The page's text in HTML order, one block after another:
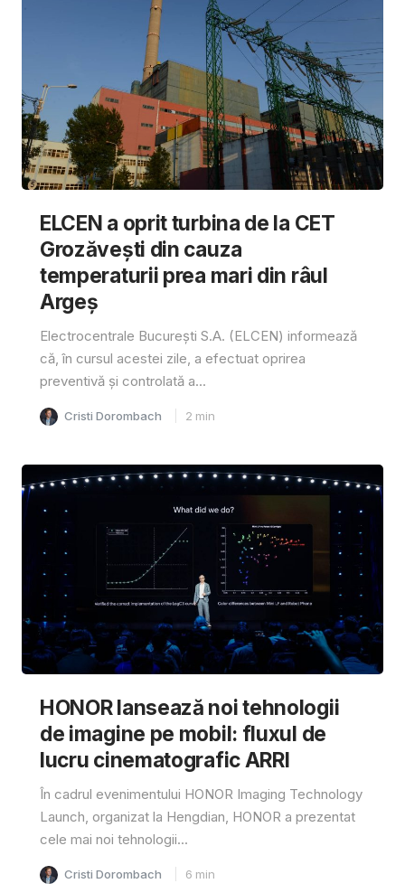
ELCEN a oprit turbina de la CET
Grozăvești din cauza
temperaturii prea mari din râul
Argeș
Electrocentrale București S.A. (ELCEN) informează
că, în cursul acestei zile, a efectuat oprirea
preventivă și controlată a...
Cristi Dorombach 2 min
HONOR lansează noi tehnologii
de imagine pe mobil: fluxul de
lucru cinematografic ARRI
În cadrul evenimentului HONOR Imaging Technology
Launch, organizat la Hengdian, HONOR a prezentat
cele mai noi tehnologii...
Cristi Dorombach 6 min